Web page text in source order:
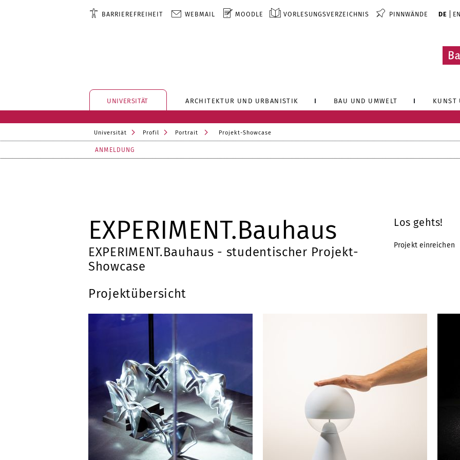
BARRIEREFREIHEIT WEBMAIL MOODLE VORLESUNGSVERZEICHNIS PINNWÄNDE DE EN
UNIVERSITÄT ARCHITEKTUR UND URBANISTIK BAU UND UMWELT KUNST
Universität Profil Portrait Projekt-Showcase
ANMELDUNG
EXPERIMENT.Bauhaus
EXPERIMENT.Bauhaus - studentischer Projekt-
Showcase
Los gehts!
Projekt einreichen
Projektübersicht